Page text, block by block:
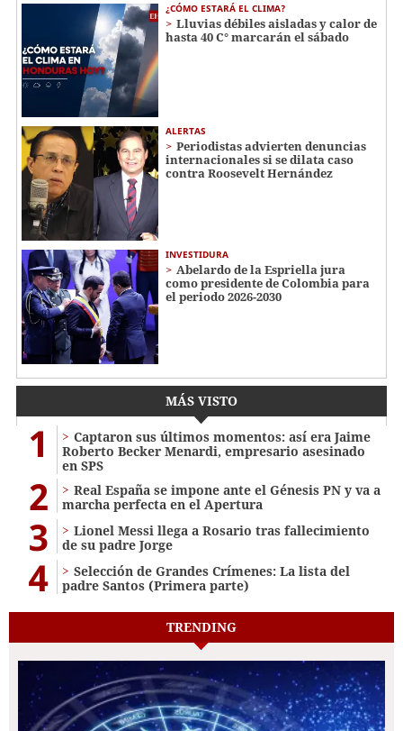
¿CÓMO ESTARÁ EL CLIMA?
Lluvias débiles aisladas y calor de
hasta 40 C° marcarán el sábado
ALERTAS
Periodistas advierten denuncias
internacionales si se dilata caso
contra Roosevelt Hernández
INVESTIDURA
Abelardo de la Espriella jura
como presidente de Colombia para
el periodo 2026-2030
MÁS VISTO
1
Captaron sus últimos momentos: así era Jaime
Roberto Becker Menardi​​​, empresario asesinado
en SPS
2
Real España se impone ante el Génesis PN y va a
marcha perfecta en el Apertura
3
Lionel Messi llega a Rosario tras fallecimiento
de su padre Jorge
4
Selección de Grandes Crímenes: La lista del
padre Santos (Primera parte)
TRENDING